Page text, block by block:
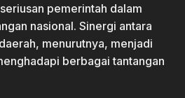
pemerintah dalam
nasional. Sinergi antara
menurutnya, menjadi
berbagai tantangan